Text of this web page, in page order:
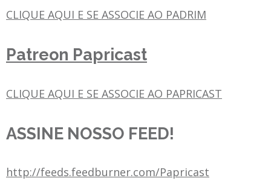
CLIQUE AQUI E SE ASSOCIE AO PADRIM
Patreon Papricast
CLIQUE AQUI E SE ASSOCIE AO PAPRICAST
ASSINE NOSSO FEED!
http://feeds.feedburner.com/Papricast